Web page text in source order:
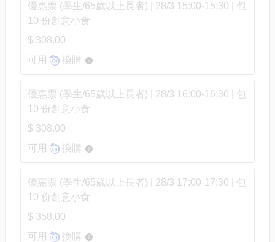
優惠票 (學生/65歲以上長者) | 28/3 15:00-15:30 | 包
10 份創意小食
$ 308.00
可用
換購
優惠票 (學生/65歲以上長者) | 28/3 16:00-16:30 | 包
10 份創意小食
$ 308.00
可用
換購
優惠票 (學生/65歲以上長者) | 28/3 17:00-17:30 | 包
10 份創意小食
$ 358.00
可用
換購